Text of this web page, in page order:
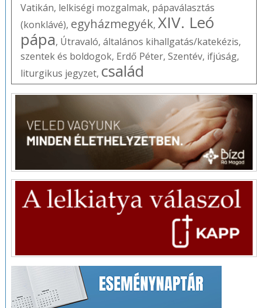
Vatikán, lelkiségi mozgalmak, pápaválasztás
(konklávé), egyházmegyék, XIV. Leó
pápa, Útravaló, általános kihallgatás/katekézis,
szentek és boldogok, Erdő Péter, Szentév, ifjúság,
liturgikus jegyzet, család